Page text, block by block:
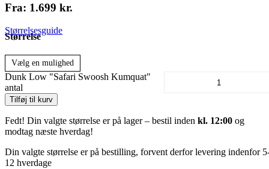
Fra: 1.699 kr.
Størrelsesguide
Størrelse
Vælg en mulighed
Dunk Low "Safari Swoosh Kumquat"
antal
Tilføj til kurv
Fedt! Din valgte størrelse er på lager – bestil inden kl. 12:00 og
modtag næste hverdag!
Din valgte størrelse er på bestilling, forvent derfor levering indenfor
12 hverdage